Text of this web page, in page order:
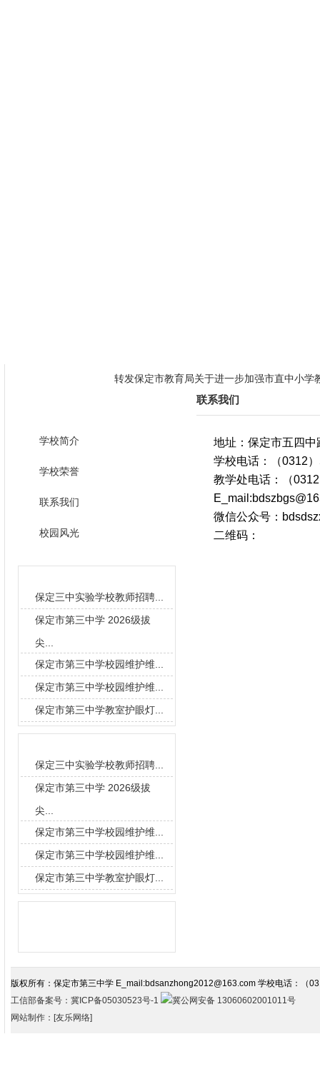
转发保定市教育局关于进一步加强市直中小学
转发关于开展有偿补课整治省级督查的通知
转发保定市教育局关于进一步加强市直中小学
转发关于开展有偿补课整治省级督查的通知
三中学子勇夺冠军和季军，独占"省一"人数三
联系我们
地址：保定市五四中
学校电话：（0312
教学处电话：（
微信公众号：
二维码：
学校简介
学校荣誉
联系我们
校园风光
保定三中实验学校教师招聘...
保定市第三中学 2026级拔
尖...
保定市第三中学校园维护维...
保定市第三中学校园维护维...
保定市第三中学教室护眼灯...
保定三中实验学校教师招聘...
保定市第三中学 2026级拔
尖...
保定市第三中学校园维护维...
保定市第三中学校园维护维...
保定市第三中学教室护眼灯...
版权所有：保定市第三中学 E_mail:bdsanzhong2012@163.com 学校电话：（
工信部备案号：冀ICP备05030523号-1
冀公网安备 13060602001011号
网站制作：[友乐网络]